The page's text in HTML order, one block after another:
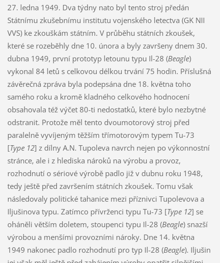
27. ledna 1949. Dva týdny nato byl tento stroj předán
Státnímu zkušebnímu institutu vojenského letectva (GK NII
VVS) ke zkouškám státním. V průběhu státních zkoušek,
které se rozeběhly dne 10. února a byly završeny dnem 30.
dubna 1949, první prototyp letounu typu Il-28 (Beagle)
vykonal 84 letů s celkovou délkou trvání 75 hodin. Příslušná
závěrečná zpráva byla podepsána dne 18. května toho
samého roku a kromě kladného celkového hodnocení
obsahovala též výčet 80-ti nedostatků, které bylo nezbytné
odstranit. Protože měl tento dvoumotorový stroj před
paralelně vyvíjeným těžším třímotorovým typem Tu-73
[Type 12] z dílny A.N. Tupoleva navrch nejen po výkonnostní
stránce, ale i z hlediska nároků na výrobu a provoz,
rozhodnutí o sériové výrobě padlo již v dubnu roku 1948,
tedy ještě před završením státních zkoušek. Tomu však
následovaly politické tahanice mezi příznivci Tupolevova a
Iljušinova typu. Zatímco přívrženci typu Tu-73 [Type 12] se
oháněli větším doletem, stoupenci typu Il-28 (Beagle) snazší
výrobou a menšími provozními nároky. Dne 14. května
1949 nakonec padlo rozhodnutí pro typ Il-28 (Beagle). Iljušin